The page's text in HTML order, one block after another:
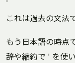
これは過去の文法
もう日本語の時点
辞や縮約で ' を使